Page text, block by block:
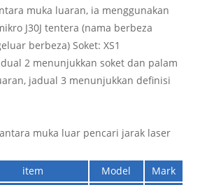
muka luaran, ia menggunakan
J30J tentera (nama berbeza
berbeza) Soket: XS1
2 menunjukkan soket dan palam
jadual 3 menunjukkan definisi
muka luar pencari jarak laser
item Model Mark